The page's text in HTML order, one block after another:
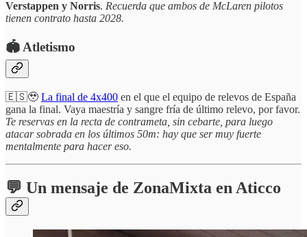
Verstappen y Norris. Recuerda que ambos de McLaren pilotos
tienen contrato hasta 2028.
🏟️ Atletismo
🇪🇸🥹 La final de 4x400 en el que el equipo de relevos de España
gana la final. Vaya maestría y sangre fría de último relevo, por favor.
Te reservas en la recta de contrameta, sin cebarte, para luego
atacar sobrada en los últimos 50m: hay que ser muy fuerte
mentalmente para hacer eso.
💬 Un mensaje de ZonaMixta en Aticco